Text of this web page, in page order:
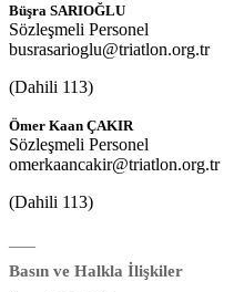
Büşra SARIOĞLU
Sözleşmeli Personel
busrasarioglu@triatlon.org.tr
(Dahili 113)
Ömer Kaan ÇAKIR
Sözleşmeli Personel
omerkaancakir@triatlon.org.tr
(Dahili 113)
Basın ve Halkla İlişkiler